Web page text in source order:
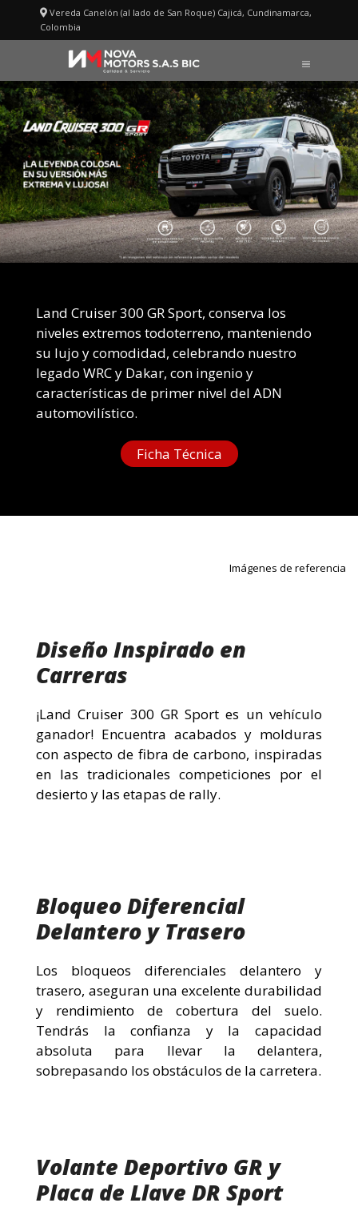
Vereda Canelón (al lado de San Roque) Cajicá, Cundinamarca,
Colombia
MENÚ
LAND CRUISER 300 GR-S
Land Cruiser 300 GR Sport, conserva los
niveles extremos todoterreno, manteniendo
su lujo y comodidad, celebrando nuestro
legado WRC y Dakar, con ingenio y
características de primer nivel del ADN
automovilístico.
Ficha Técnica
Imágenes de referencia
Diseño Inspirado en
Carreras
¡Land Cruiser 300 GR Sport es un vehículo
ganador! Encuentra acabados y molduras
con aspecto de fibra de carbono, inspiradas
en las tradicionales competiciones por el
desierto y las etapas de rally.
Bloqueo Diferencial
Delantero y Trasero
Los bloqueos diferenciales delantero y
trasero, aseguran una excelente durabilidad
y rendimiento de cobertura del suelo.
Tendrás la confianza y la capacidad
absoluta para llevar la delantera,
sobrepasando los obstáculos de la carretera.
Volante Deportivo GR y
Placa de Llave DR Sport